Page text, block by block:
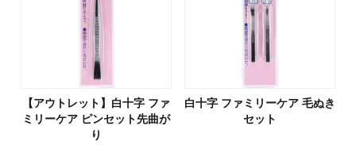
【アウトレット】白十字 ファ
ミリーケア ピンセット先曲が
り
白十字 ファミリーケア 毛ぬき
セット